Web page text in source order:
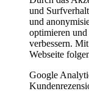
und
und
optimieren und
verbessern.
Webseite
Google